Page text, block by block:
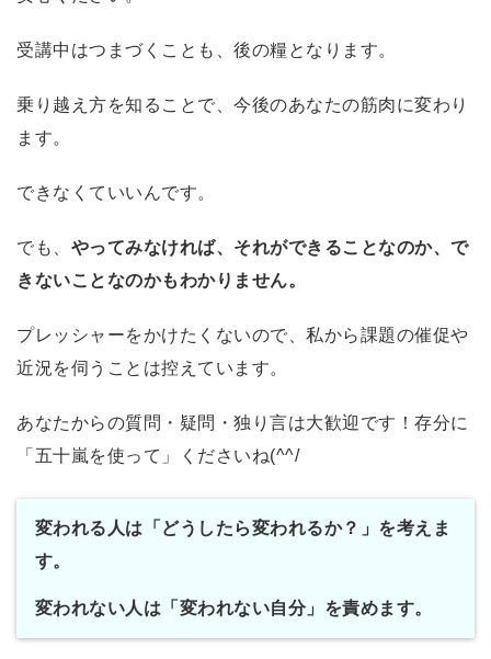
受講中はつまづくことも、後の糧となります。
乗り越え方を知ることで、今後のあなたの筋肉に変わり
ます。
できなくていいんです。
でも、 やってみなければ、それができることなのか、で
きないことなのかもわかりません。
プレッシャーをかけたくないので、私から課題の催促や
近況を伺うことは控えています。
あなたからの質問・疑問・独り言は大歓迎です！存分に
「五十嵐を使って」くださいね(^^/
変われる人は「どうしたら変われるか？」を考えま
す。
変われない人は「変われない自分」を責めます。